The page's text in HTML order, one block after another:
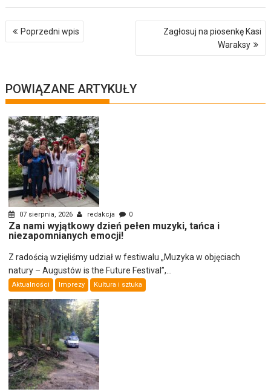
Nawigacja
wpisu
Poprzedni wpis
Zagłosuj na piosenkę Kasi
Waraksy
POWIĄZANE ARTYKUŁY
07 sierpnia, 2026 redakcja 0
Za nami wyjątkowy dzień pełen muzyki, tańca i
niezapomnianych emocji!
Z radością wzięliśmy udział w festiwalu „Muzyka w objęciach
natury – Augustów is the Future Festival”,...
Aktualności Imprezy Kultura i sztuka